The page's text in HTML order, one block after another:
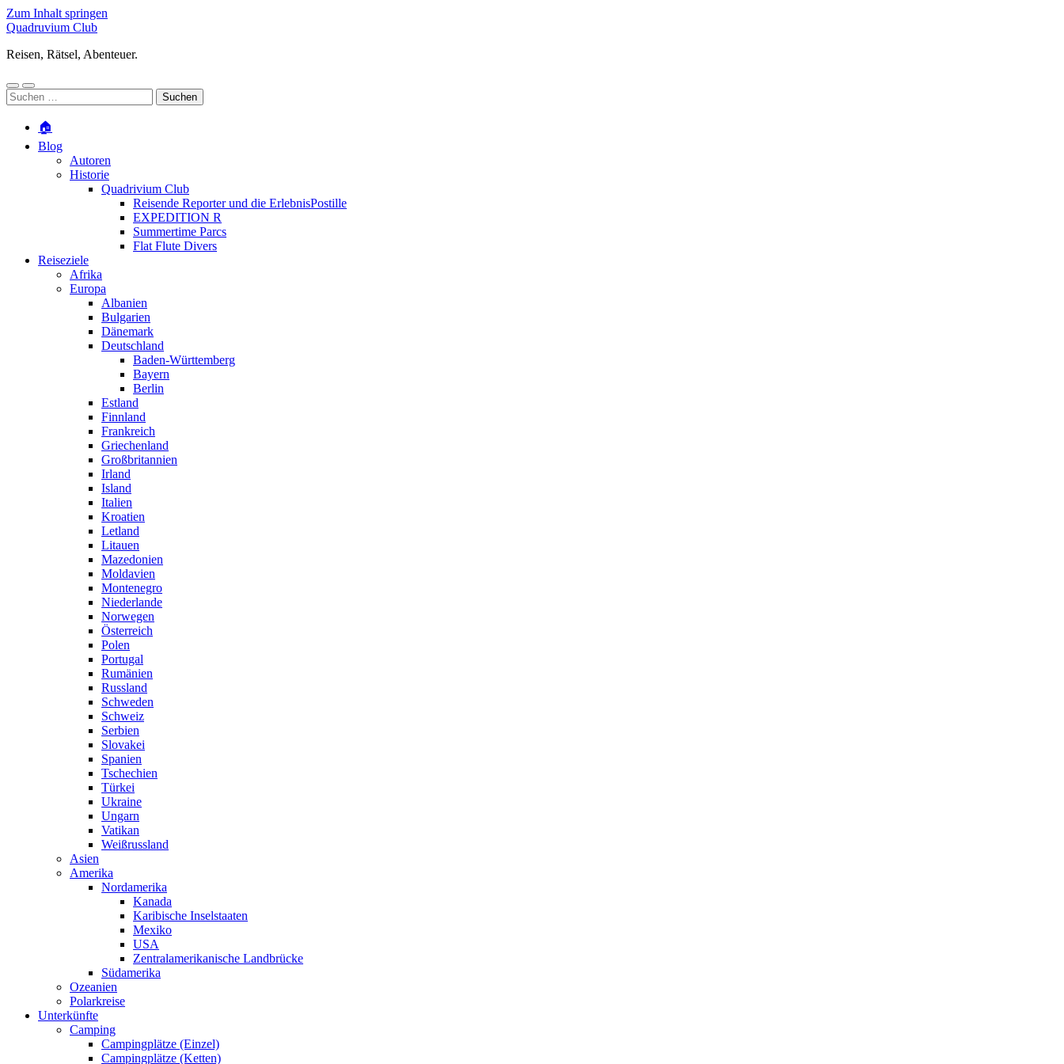
Zum Inhalt springen
Quadruvium Club
Reisen, Rätsel, Abenteuer.
Mobile-
Menü
Suchfeld
ein-/ausblenden
Suchen
nach:
🏠
Blog
Autoren
Historie
Quadrivium Club
Reisende Reporter und die ErlebnisPostille
EXPEDITION R
Summertime Parcs
Flat Flute Divers
Reiseziele
Afrika
Europa
Albanien
Bulgarien
Dänemark
Deutschland
Baden-Württemberg
Bayern
Berlin
Estland
Finnland
Frankreich
Griechenland
Großbritannien
Irland
Island
Italien
Kroatien
Letland
Litauen
Mazedonien
Moldavien
Montenegro
Niederlande
Norwegen
Österreich
Polen
Portugal
Rumänien
Russland
Schweden
Schweiz
Serbien
Slovakei
Spanien
Tschechien
Türkei
Ukraine
Ungarn
Vatikan
Weißrussland
Asien
Amerika
Nordamerika
Kanada
Karibische Inselstaaten
Mexiko
USA
Zentralamerikanische Landbrücke
Südamerika
Ozeanien
Polarkreise
Unterkünfte
Camping
Campingplätze (Einzel)
Campingplätze (Ketten)